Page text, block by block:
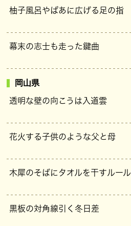
柚子風呂やぱあに広げる足の指
幕末の志士も走った鍵曲
岡山県
透明な壁の向こうは入道雲
花火する子供のような父と母
木犀のそばにタオルを干すルール
黒板の対角線引く冬日差